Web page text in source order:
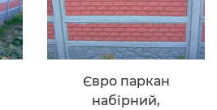
Євро паркан
набірний,